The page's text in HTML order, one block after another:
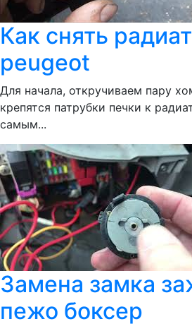
Как снять
peugeot
Для начала, откручиваем пару
крепятся патрубки печки к
самым...
Замена замка
пежо боксер